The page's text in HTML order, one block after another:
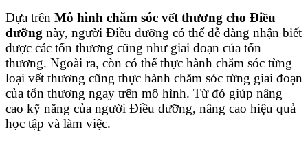
Dựa trên Mô hình chăm sóc vết thương cho Điều
dưỡng này, người Điều dưỡng có thể dễ dàng nhận biết
được các tổn thương cũng như giai đoạn của tổn
thương. Ngoài ra, còn có thể thực hành chăm sóc từng
loại vết thương cũng thực hành chăm sóc từng giai đoạn
của tổn thương ngay trên mô hình. Từ đó giúp nâng
cao kỹ năng của người Điều dưỡng, nâng cao hiệu quả
học tập và làm việc.